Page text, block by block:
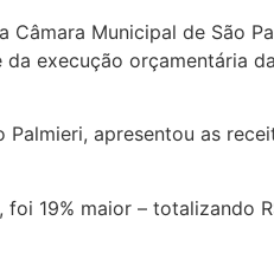
Municipal de São
execução orçamentária
apresentou as
19% maior – totalizando